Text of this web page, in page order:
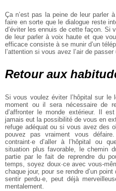
Ça n’est pas la peine de leur parler
faire en sorte que le dialogue reste
d’éviter les ennuis de cette façon. Si
de leur parler à voix haute et que
efficace consiste à se munir d’un
l’attention si vous avez l’air de passer
Retour aux
Si vous voulez éviter l’hôpital sur le
moment ou il sera nécessaire de
d’affronter le monde extérieur. Il
jamais eut la possibilité de vous en
refuge adéquat ou si vous avez des
pouvez pas vraiment vous
contraint·e d’aller à l’hôpital ou
situation plus favorable, le chemin
partie par le fait de reprendre du
temps, soyez doux·ce avec vous-
chaque jour, pour se rendre d’un
sentir perdu·e, peut déjà
mentalement.